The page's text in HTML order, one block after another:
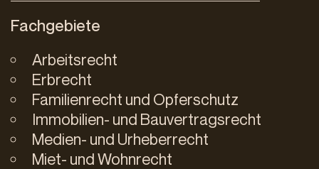
Fachgebiete
Arbeitsrecht
Erbrecht
Familienrecht und Opferschutz
Immobilien- und Bauvertragsrecht
Medien- und Urheberrecht
Miet- und Wohnrecht